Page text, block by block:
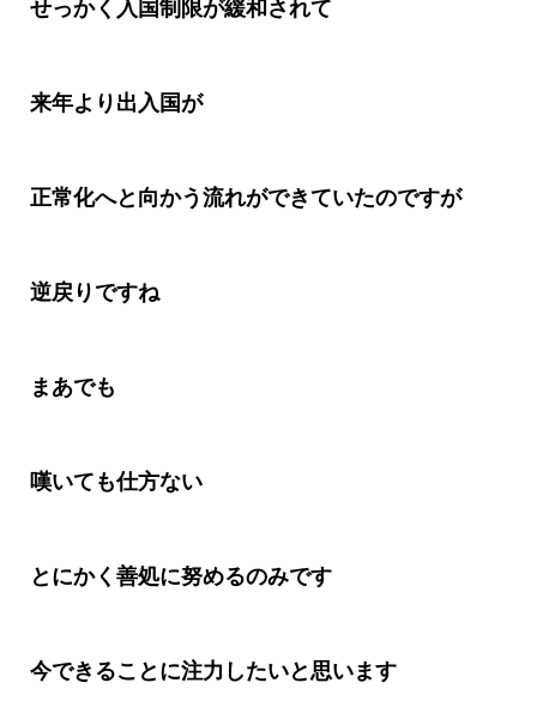
せっかく入国制限が緩和されて
来年より出入国が
正常化へと向かう流れができていたのですが
逆戻りですね
まあでも
嘆いても仕方ない
とにかく善処に努めるのみです
今できることに注力したいと思います